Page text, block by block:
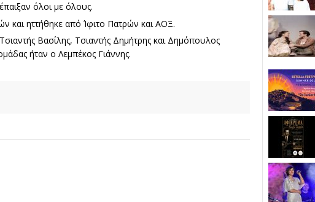
όλοι με όλους.
και ηττήθηκε από Ίφιτο Πατρών και ΑΟΞ.
Βασίλης, Τσιαντής Δημήτρης και Δημόπουλος
ήταν ο Λεμπέκος Γιάννης.